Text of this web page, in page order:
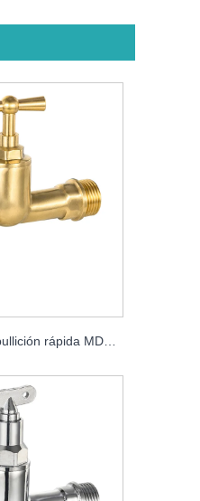
Grifo de latón de ebullición rápida MDHC8002